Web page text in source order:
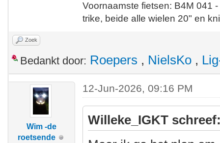
Voornaamste fietsen: B4M
trike, beide alle wielen 20" en
Zoek
Bedankt door: Roepers , NielsKo ,
Wim -de
roetsende
12-Jun-2026, 09:16 PM
Willeke_IGKT